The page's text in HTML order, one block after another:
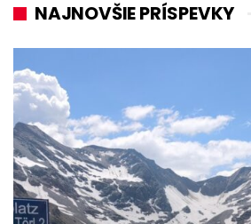
NAJNOVŠIE PRÍSPEVKY